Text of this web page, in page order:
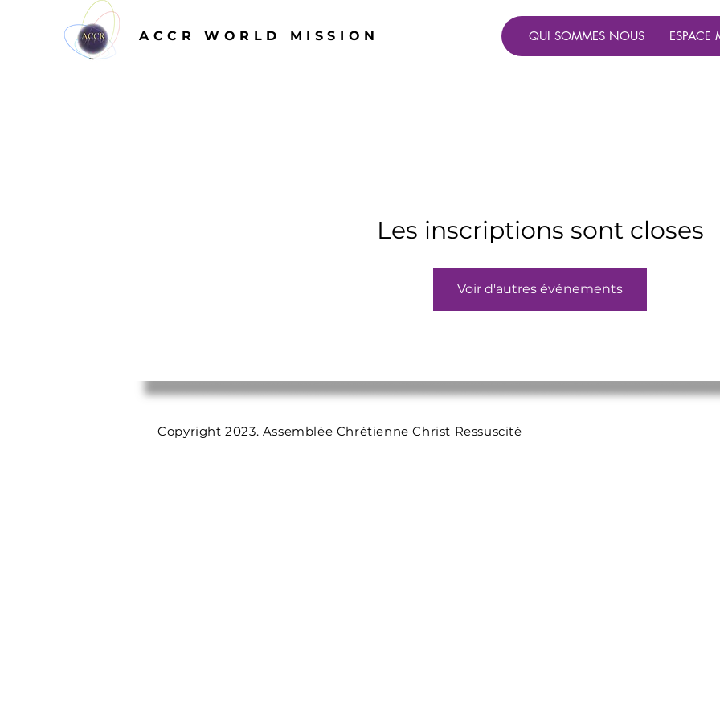
ACCR WORLD MISSION QUI SOMMES NOUS ESPACE
Les inscriptions sont closes
Voir d'autres événements
Copyright 2023. Assemblée Chrétienne Christ Ressuscité